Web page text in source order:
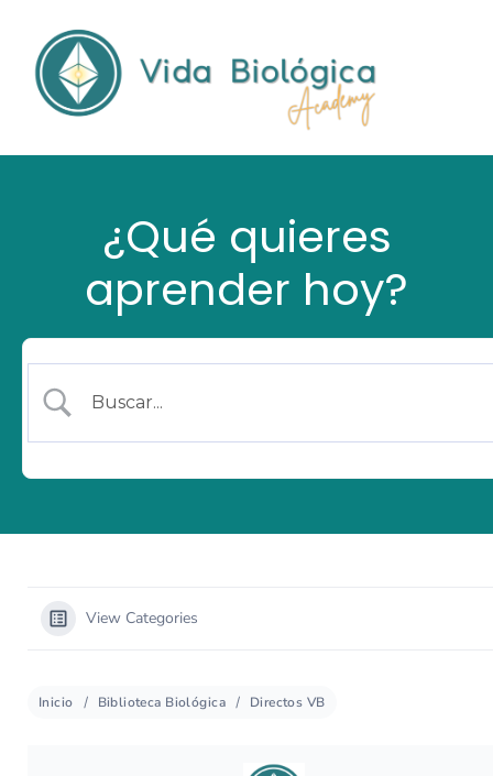
¿Qué quieres
aprender hoy?
View Categories
Inicio Biblioteca Biológica Directos VB